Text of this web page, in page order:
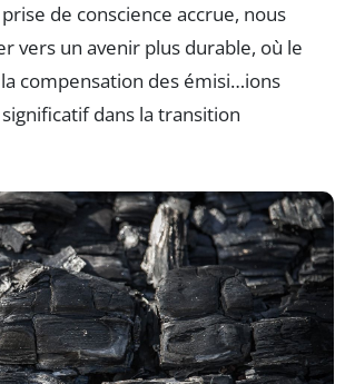
de conscience accrue, nous
vers un avenir plus durable, où le
compensation des émisi…ions
dans la transition